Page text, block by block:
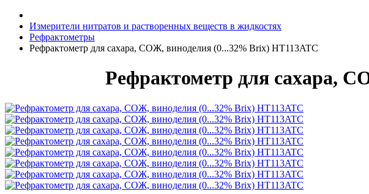
Измерители нитратов и растворенных веществ в жидкостях
Рефрактометры
Рефрактометр для сахара, СОЖ, виноделия (0...32% Brix) HT113ATC
Рефрактометр для сахара,